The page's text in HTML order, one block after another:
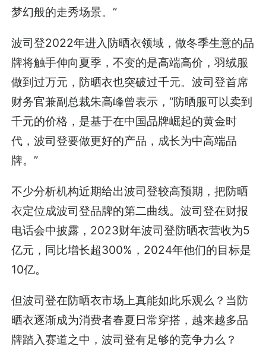
梦幻般的走秀场景。”
波司登2022年进入防晒衣领域，做冬季生意的品
牌将触手伸向夏季，不变的是高端高价，羽绒服
做到过万元，防晒衣也突破过千元。波司登首席
财务官兼副总裁朱高峰曾表示，“防晒服可以卖到
千元的价格，是基于在中国品牌崛起的黄金时
代，波司登要做更好的产品，成长为中高端品
牌。”
不少分析机构近期给出波司登较高预期，把防晒
衣定位成波司登品牌的第二曲线。波司登在财报
电话会中披露，2023财年波司登防晒衣营收为5
亿元，同比增长超300%，2024年他们的目标是
10亿。
但波司登在防晒衣市场上真能如此乐观么？当防
晒衣逐渐成为消费者春夏日常穿搭，越来越多品
牌踏入赛道之中，波司登有足够的竞争力么？